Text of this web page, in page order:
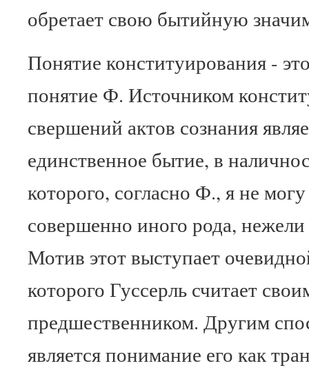
обретает свою бытийную
Понятие конституирования -
понятие Ф. Источником
свершений актов сознания
единственное бытие, в
которого, согласно Ф., я не
совершенно иного рода,
Мотив этот выступает
которого Гуссерль считает
предшественником. Другим
является понимание его как